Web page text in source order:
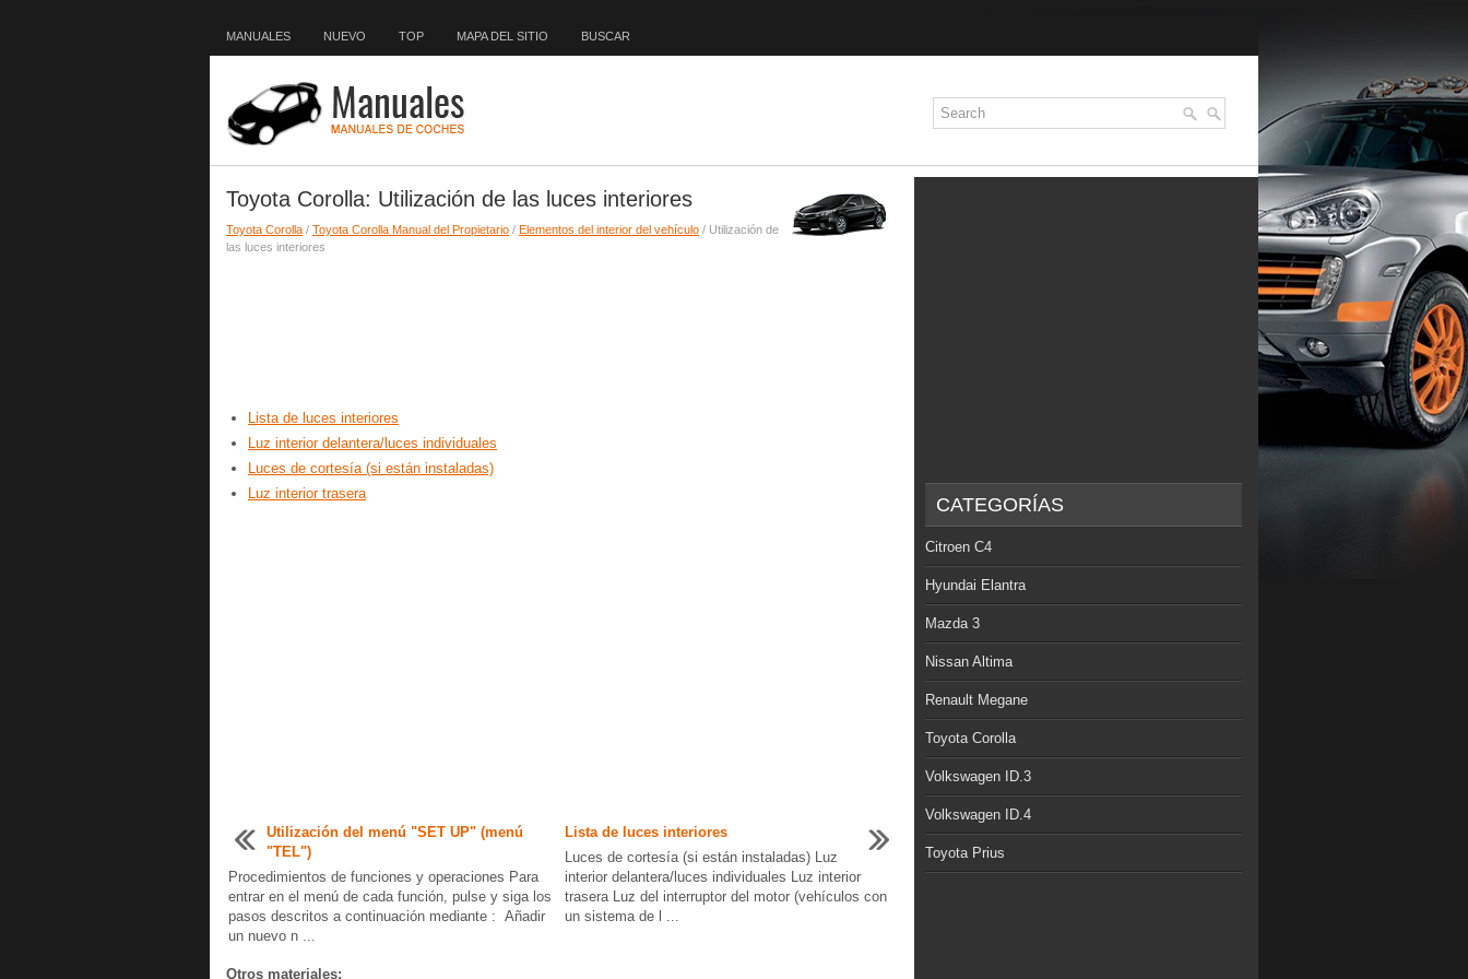
MANUALES NUEVO TOP MAPA DEL SITIO BUSCAR
Toyota Corolla: Utilización de las luces interiores
Toyota Corolla / Toyota Corolla Manual del Propietario / Elementos del interior del vehículo / Utilización de
las luces interiores
Lista de luces interiores
Luz interior delantera/luces individuales
Luces de cortesía (si están instaladas)
Luz interior trasera
Utilización del menú "SET UP" (menú
"TEL")
Procedimientos de funciones y operaciones Para
entrar en el menú de cada función, pulse y siga los
pasos descritos a continuación mediante : Añadir
un nuevo n ...
Lista de luces interiores
Luces de cortesía (si están instaladas) Luz
interior delantera/luces individuales Luz interior
trasera Luz del interruptor del motor (vehículos con
un sistema de l ...
Otros materiales:
CATEGORÍAS
Citroen C4
Hyundai Elantra
Mazda 3
Nissan Altima
Renault Megane
Toyota Corolla
Volkswagen ID.3
Volkswagen ID.4
Toyota Prius